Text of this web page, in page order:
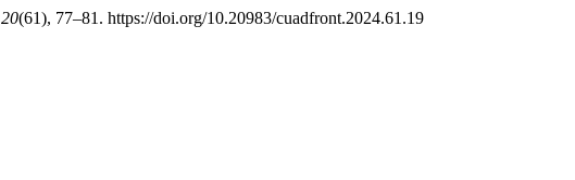
20(61), 77–81. https://doi.org/10.20983/cuadfront.2024.61.19